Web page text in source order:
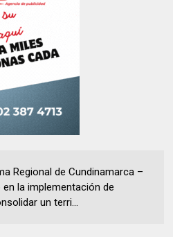
Regional de Cundinamarca –
la implementación de
un terri...